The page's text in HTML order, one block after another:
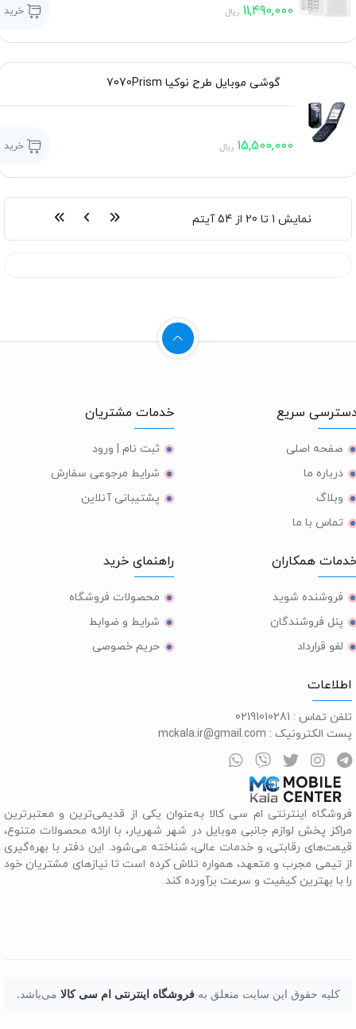
11,490,000 ریال خرید
گوشی موبایل طرح نوکيا 7070Prism
15,500,000 ریال خرید
نمایش1 تا 20 از54 آیتم
سریع
صفحه اصلی
درباره ما
وبلاگ
تماس با ما
خدمات مشتریان
ثبت نام | ورود
شرایط مرجوعی سفارش
پشتیبانی آنلاین
همکاران
فروشنده شوید
پنل فروشندگان
لغو قرارداد
راهنمای خرید
محصولات فروشگاه
شرایط و ضوابط
حریم خصوصی
تماس : 02191010281
الکترونیک : mckala.ir@gmail.com
اینترنتی ام سی کالا به‌عنوان یکی از قدیمی‌ترین و معتبرترین
پخش لوازم جانبی موبایل در شهر شهریار، با ارائه محصولات متنوع،
رقابتی، و خدمات عالی، شناخته می‌شود. این دفتر با بهره‌گیری
تیمی مجرب و متعهد، همواره تلاش کرده است تا نیازهای مشتریان خود
با بهترین کیفیت و سرعت برآورده کند.
کلیه حقوق این سایت متعلق بهفروشگاه اینترنتی ام سی کالامی‌باشد.